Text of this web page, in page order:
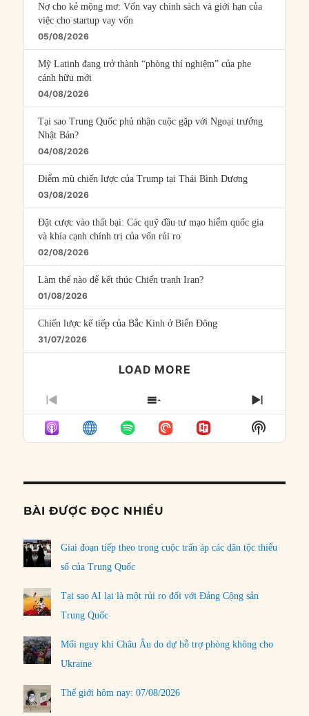
Nợ cho kẻ mộng mơ: Vốn vay chính sách và giới hạn của
việc cho startup vay vốn
05/08/2026
Mỹ Latinh đang trở thành “phòng thí nghiệm” của phe
cánh hữu mới
04/08/2026
Tại sao Trung Quốc phủ nhận cuộc gặp với Ngoại trưởng
Nhật Bản?
04/08/2026
Điểm mù chiến lược của Trump tại Thái Bình Dương
03/08/2026
Đặt cược vào thất bại: Các quỹ đầu tư mạo hiểm quốc gia
và khía cạnh chính trị của vốn rủi ro
02/08/2026
Làm thế nào để kết thúc Chiến tranh Iran?
01/08/2026
Chiến lược kế tiếp của Bắc Kinh ở Biển Đông
31/07/2026
LOAD MORE
PREVIOUS
EPISODE
SHOW
EPISODES
LIST
NEXT
Show
Podcast
BÀI ĐƯỢC ĐỌC NHIỀU
Giai đoạn tiếp theo trong cuộc trấn áp các dân tộc thiểu
số của Trung Quốc
Tại sao AI lại là một rủi ro đối với Đảng Cộng sản
Trung Quốc
Mối nguy khi Châu Âu do dự hỗ trợ phòng không cho
Ukraine
Thế giới hôm nay: 07/08/2026